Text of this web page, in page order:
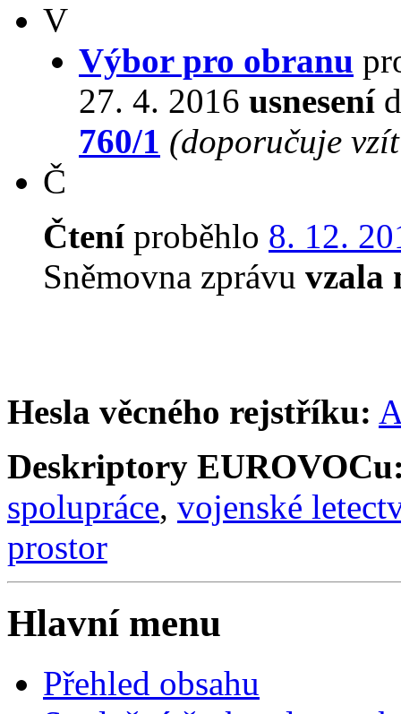
V
Výbor pro obranu
27. 4. 2016 usnesení
760/1 (doporučuje
Č
Čteníproběhlo 8. 12.
Sněmovna zprávu vzala
Hesla věcného rejstříku:
Deskriptory
spolupráce, vojenské
prostor
Hlavní menu
Přehled obsahu